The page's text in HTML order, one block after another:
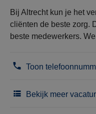
Bij Altrecht kun je het
cliënten de beste zorg.
beste medewerkers.
Toon
Bekijk meer